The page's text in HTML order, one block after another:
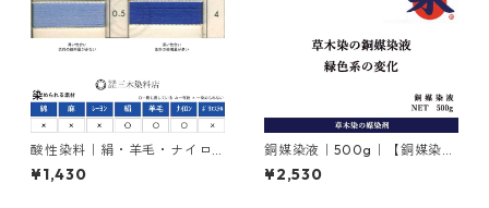
酸性染料｜絹・羊毛・ナイロ
ンを染める｜20g｜アンスラ
センブルーFBR（鮮やかな青
¥1,430
銅媒染液｜500g｜【銅媒染
剤】
¥2,530